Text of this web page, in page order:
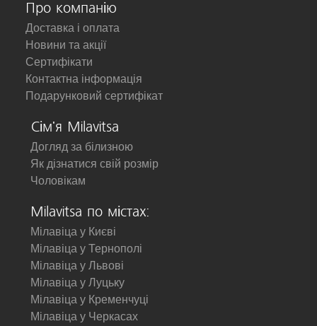
Про компанію
Доставка і оплата
Новини та акції
Сертифікати
Контактна інформація
Подарунковий сертифікат
Сім'я Milavitsa
Догляд за білизною
Як дізнатися свій розмір
Чоловікам
Milavitsa по містах:
Мілавіца у Києві
Мілавіца у Тернополі
Мілавіца у Львові
Мілавіца у Луцьку
Мілавіца у Кременчуці
Мілавіца у Черкасах